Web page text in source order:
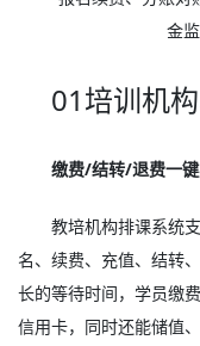
金
01培训机
缴费/结转/退费一
教培机构排课系统
名、续费、充值、结转
长的等待时间，学员缴
信用卡，同时还能储值